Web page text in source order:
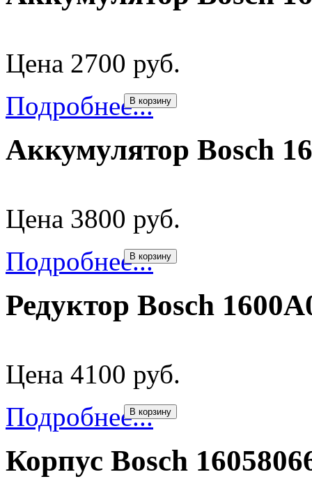
Цена 2700 руб.
Подробнее...
В корзину
Аккумулятор Bosch
Цена 3800 руб.
Подробнее...
В корзину
Редуктор Bosch
Цена 4100 руб.
Подробнее...
В корзину
Корпус Bosch